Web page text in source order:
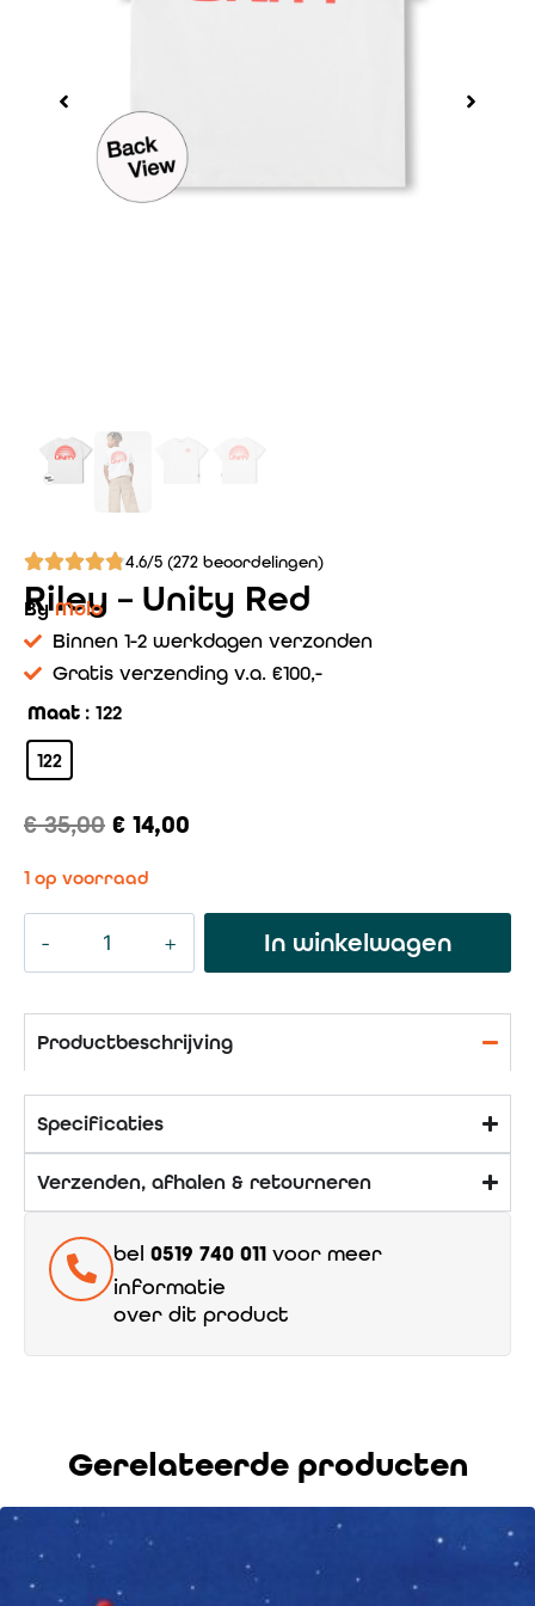
4.6/5 (272 beoordelingen)
Riley – Unity Red
ByMolo
Binnen 1-2 werkdagen verzonden
Gratis verzending v.a. €100,-
Maat : 122
122
€35,00 € 14,00
1 op voorraad
In winkelwagen
Productbeschrijving
Specificaties
Verzenden, afhalen & retourneren
bel 0519 740 011 voor meer
informatie
over dit product
Gerelateerde producten